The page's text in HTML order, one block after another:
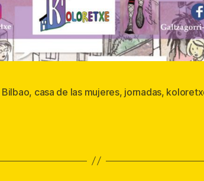
Bilbao, casa de las mujeres, jornadas,